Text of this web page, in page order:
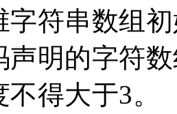
字符串数组
明的字符
得大于3。